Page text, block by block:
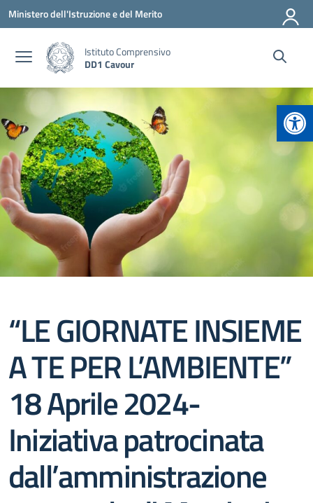
Vai ai contenuti
Vai al menu di navigazione
Vai al footer
Ministero dell'Istruzione e del Merito
Istituto Comprensivo
DD1 Cavour
“LE GIORNATE INSIEME
A TE PER L’AMBIENTE”
18 Aprile 2024-
Iniziativa patrocinata
dall’amministrazione